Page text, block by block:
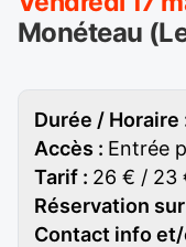
Monéteau
Durée / Horaire
Accès : Entrée
Tarif : 26 € / 23
Réservation
Contact info et/